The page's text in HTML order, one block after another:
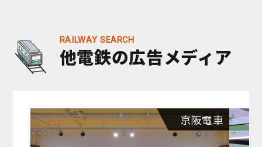
他電鉄の広告メディア
京阪電車